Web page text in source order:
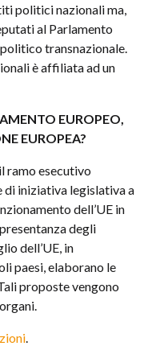
politici nazionali ma,
al Parlamento
transnazionale.
è affiliata ad un
EUROPEO,
EUROPEA?
ramo esecutivo
di iniziativa legislativa a
dell’UE in
degli
dell’UE, in
paesi, elaborano le
proposte vengono
.